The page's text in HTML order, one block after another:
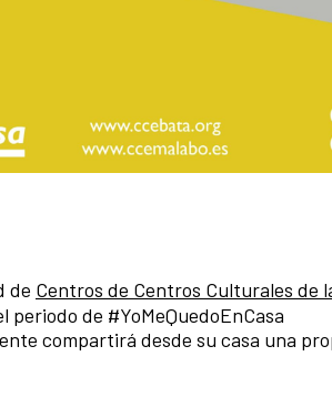
de Centros de Centros Culturales de
de #YoMeQuedoEnCasa
compartirá desde su casa una